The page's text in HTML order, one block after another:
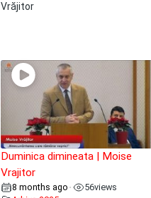
Vrăjitor
Duminica dimineata | Moise
Vrajitor
8 months ago • 56views